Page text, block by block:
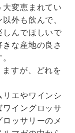
大変恵まれてい
外も飲んで、
しんでほしいで
な産地の良さ
すが、どれを
エやワインシ
ワイングロッサ
ッサリーのメ